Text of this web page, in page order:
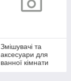
Змішувачі та
аксесуари для
ванної кімнати